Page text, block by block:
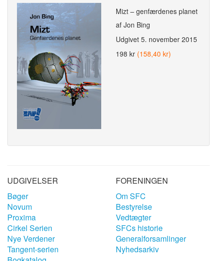
Mizt – genfærdenes planet
af Jon Bing
Udgivet 5. november 2015
198 kr (158,40 kr)
UDGIVELSER
Bøger
Novum
Proxima
Cirkel Serien
Nye Verdener
Tangent-serien
FORENINGEN
Om SFC
Bestyrelse
Vedtægter
SFCs historie
Generalforsamlinger
Nyhedsarkiv